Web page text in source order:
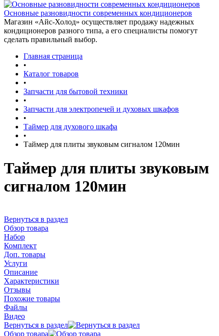
Основные разновидности современных кондиционеров
Магазин «Айс-Холод» осуществляет продажу надежных
кондиционеров разного типа, а его специалисты помогут
сделать правильный выбор.
Главная страница
•
Каталог товаров
•
Запчасти для бытовой техники
•
Запчасти для электропечей и духовых шкафов
•
Таймер для духового шкафа
•
Таймер для плиты звуковым сигналом 120мин
Таймер для плиты звуковым
сигналом 120мин
Вернуться в раздел
Обзор товара
Набор
Комплект
Доп. товары
Услуги
Описание
Характеристики
Отзывы
Похожие товары
Файлы
Видео
Вернуться в раздел
Обзор товара